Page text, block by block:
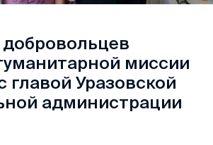
миссии
главой Уразовской
администрации